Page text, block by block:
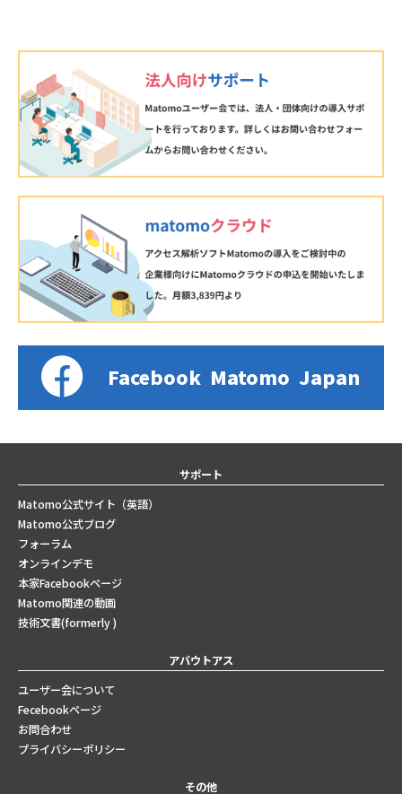
Facebook Matomo Japan
サポート
Matomo公式サイト（英語）
Matomo公式ブログ
フォーラム
オンラインデモ
本家Facebookページ
Matomo関連の動画
技術文書(formerly )
アバウトアス
ユーザー会について
Fecebookページ
お問合わせ
プライバシーポリシー
その他